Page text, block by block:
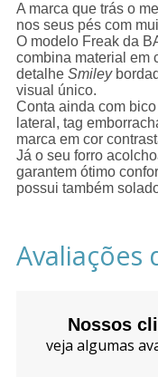
A marca que trás o
nos seus pés com
O modelo Freak da
combina material em
detalhe Smiley
visual único.
Conta ainda com
lateral, tag
marca em cor
Já o seu forro
garantem ótimo
possui também
Avaliações
Nossos
veja algumas